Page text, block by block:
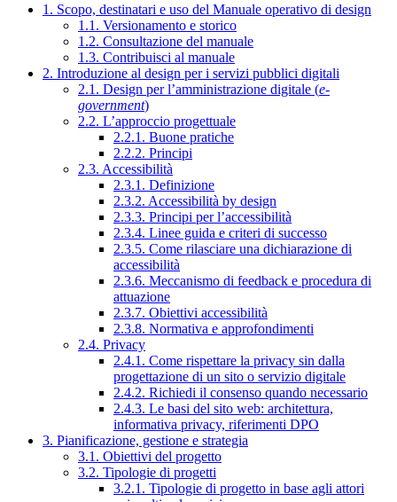
1. Scopo, destinatari e uso del Manuale operativo di design
1.1. Versionamento e storico
1.2. Consultazione del manuale
1.3. Contribuisci al manuale
2. Introduzione al design per i servizi pubblici digitali
2.1. Design per l’amministrazione digitale (e-
government)
2.2. L’approccio progettuale
2.2.1. Buone pratiche
2.2.2. Principi
2.3. Accessibilità
2.3.1. Definizione
2.3.2. Accessibilità by design
2.3.3. Principi per l’accessibilità
2.3.4. Linee guida e criteri di successo
2.3.5. Come rilasciare una dichiarazione di
accessibilità
2.3.6. Meccanismo di feedback e procedura di
attuazione
2.3.7. Obiettivi accessibilità
2.3.8. Normativa e approfondimenti
2.4. Privacy
2.4.1. Come rispettare la privacy sin dalla
progettazione di un sito o servizio digitale
2.4.2. Richiedi il consenso quando necessario
2.4.3. Le basi del sito web: architettura,
informativa privacy, riferimenti DPO
3. Pianificazione, gestione e strategia
3.1. Obiettivi del progetto
3.2. Tipologie di progetti
3.2.1. Tipologie di progetto in base agli attori